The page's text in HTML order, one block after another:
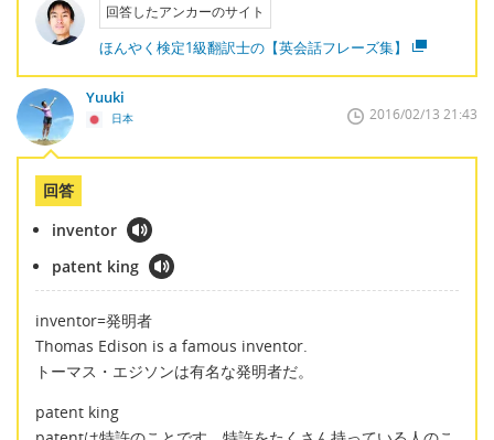
回答したアンカーのサイト
ほんやく検定1級翻訳士の【英会話フレーズ集】
Yuuki
日本 2016/02/13 21:43
回答
inventor
patent king
inventor=発明者
Thomas Edison is a famous inventor.
トーマス・エジソンは有名な発明者だ。
patent king